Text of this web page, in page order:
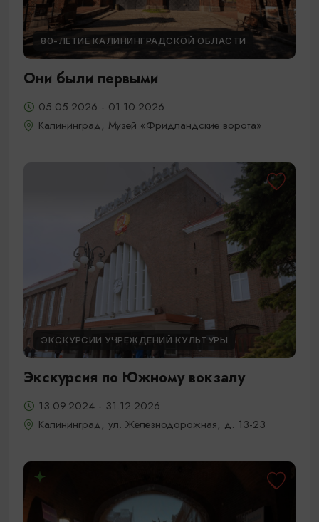
80-ЛЕТИЕ КАЛИНИНГРАДСКОЙ ОБЛАСТИ
Они были первыми
05.05.2026 - 01.10.2026
Калининград, Музей «Фридландские ворота»
ЭКСКУРСИИ УЧРЕЖДЕНИЙ КУЛЬТУРЫ
Экскурсия по Южному вокзалу
13.09.2024 - 31.12.2026
Калининград, ул. Железнодорожная, д. 13-23